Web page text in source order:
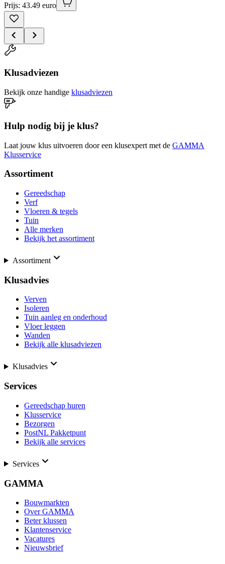
Prijs: 43.49 euro
Klusadviezen
Bekijk onze handige klusadviezen
Hulp nodig bij je klus?
Laat jouw klus uitvoeren door een klusexpert met de GAMMA
Klusservice
Assortiment
Gereedschap
Verf
Vloeren & tegels
Tuin
Alle merken
Bekijk het assortiment
Assortiment
Klusadvies
Verven
Isoleren
Tuin aanleg en onderhoud
Vloer leggen
Wanden
Bekijk alle klusadviezen
Klusadvies
Services
Gereedschap huren
Klusservice
Bezorgen
PostNL Pakketpunt
Bekijk alle services
Services
GAMMA
Bouwmarkten
Over GAMMA
Beter klussen
Klantenservice
Vacatures
Nieuwsbrief